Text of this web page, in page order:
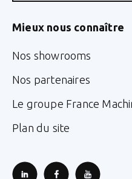
Mieux nous connaître
Nos showrooms
Nos partenaires
Le groupe France
Plan du site